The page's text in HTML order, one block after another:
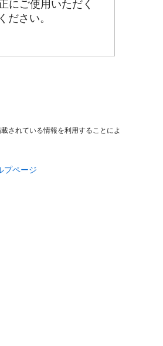
にご使用いただく
さい。
されている情報を利用することによ
プページ